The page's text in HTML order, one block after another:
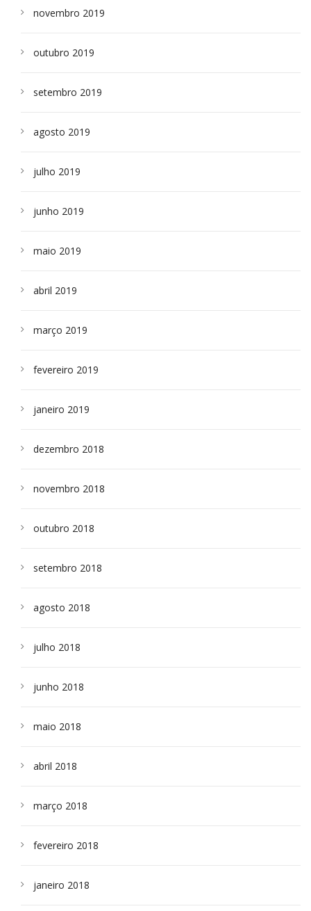
novembro 2019
outubro 2019
setembro 2019
agosto 2019
julho 2019
junho 2019
maio 2019
abril 2019
março 2019
fevereiro 2019
janeiro 2019
dezembro 2018
novembro 2018
outubro 2018
setembro 2018
agosto 2018
julho 2018
junho 2018
maio 2018
abril 2018
março 2018
fevereiro 2018
janeiro 2018